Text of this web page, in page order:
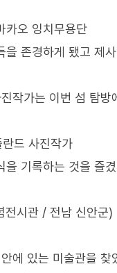
카오 잉치무용단
을 존경하게 됐고 제
작가는 이번 섬 탐방
드 사진작가
을 기록하는 것을 즐
전시관 / 전남 신안군)
에 있는 미술관을 찾